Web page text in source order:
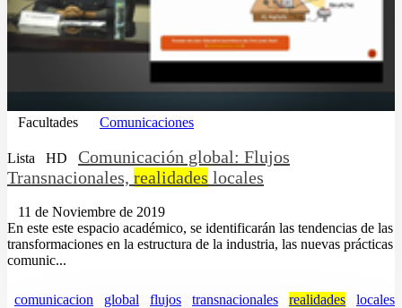
Facultades Comunicaciones
Lista HD
Comunicación global: Flujos
Transnacionales, realidades locales
11 de Noviembre de 2019
En este este espacio académico, se identificarán las tendencias de las
transformaciones en la estructura de la industria, las nuevas prácticas
comunic...
comunicacion global flujos transnacionales realidades locales